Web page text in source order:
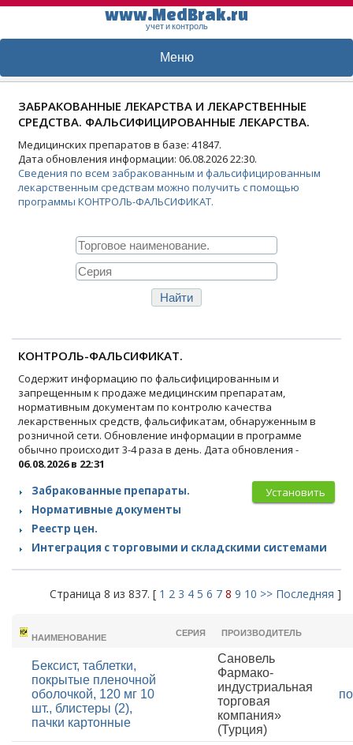
www.MedBrak.ru
учет и контроль
Меню
ЗАБРАКОВАННЫЕ ЛЕКАРСТВА И ЛЕКАРСТВЕННЫЕ
СРЕДСТВА. ФАЛЬСИФИЦИРОВАННЫЕ ЛЕКАРСТВА.
Медицинских препаратов в базе: 41847.
Дата обновления информации: 06.08.2026 22:30.
Сведения по всем забракованным и фальсифицированным
лекарственным средствам можно получить с помощью
программы КОНТРОЛЬ-ФАЛЬСИФИКАТ.
КОНТРОЛЬ-ФАЛЬСИФИКАТ.
Содержит информацию по фальсифицированным и
запрещенным к продаже медицинским препаратам,
нормативным документам по контролю качества
лекарственных средств, фальсификатам, обнаруженным в
розничной сети. Обновление информации в программе
обычно происходит 3-4 раза в день. Дата обновления -
06.08.2026 в 22:31
Установить
Забракованные препараты.
Нормативные документы
Реестр цен.
Интеграция с торговыми и складскими системами
Страница 8 из 837. [ 1 2 3 4 5 6 7 8 9 10 >> Последняя ]
НАИМЕНОВАНИЕ
СЕРИЯ ПРОИЗВОДИТЕЛЬ
Бексист, таблетки,
покрытые пленочной
оболочкой, 120 мг 10
шт., блистеры (2),
пачки картонные
Сановель
Фармако-
индустриальная
торговая
компания»
(Турция)